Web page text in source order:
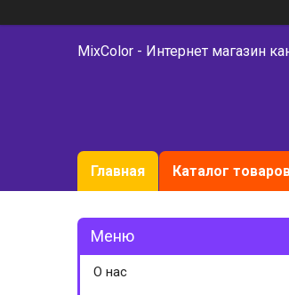
MixColor - Интернет магазин
Главная Каталог
О нас